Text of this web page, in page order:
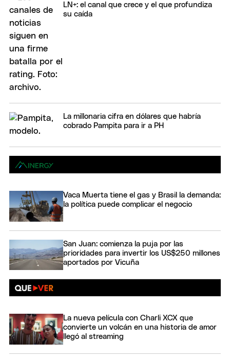
LN+: el canal que crece y el que profundiza
su caída
La millonaria cifra en dólares que habría
cobrado Pampita para ir a PH
Vaca Muerta tiene el gas y Brasil la demanda:
la política puede complicar el negocio
San Juan: comienza la puja por las
prioridades para invertir los US$250 millones
aportados por Vicuña
La nueva película con Charli XCX que
convierte un volcán en una historia de amor
llegó al streaming